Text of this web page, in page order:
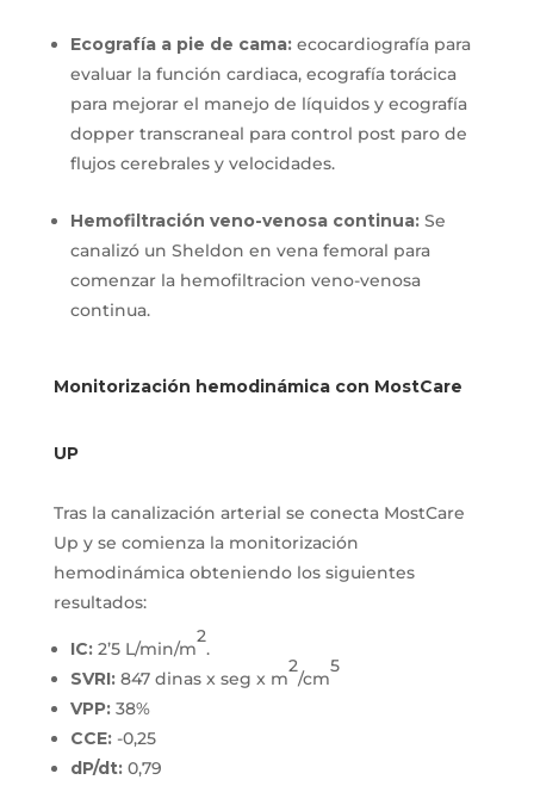
Ecografía a pie de cama: ecocardiografía para
evaluar la función cardiaca, ecografía torácica
para mejorar el manejo de líquidos y ecografía
dopper transcraneal para control post paro de
flujos cerebrales y velocidades.
Hemofiltración veno-venosa continua: Se
canalizó un Sheldon en vena femoral para
comenzar la hemofiltracion veno-venosa
continua.
Monitorización hemodinámica con MostCare
UP
Tras la canalización arterial se conecta MostCare
Up y se comienza la monitorización
hemodinámica obteniendo los siguientes
resultados:
IC:2’5 L/min/m
2
.
SVRI:847 dinas x seg x m
2
/cm
5
VPP: 38%
CCE:-0,25
dP/dt:0,79